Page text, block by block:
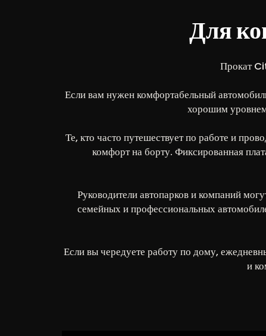
Для
Прокат
Если вам нужен комфортабельный
хорошим
Те, кто часто путешествует по работе и
комфорт на борту. Фиксированная
Руководители автопарков и компаний
семейных и профессиональных
Если вы чередуете работу по дому,
и